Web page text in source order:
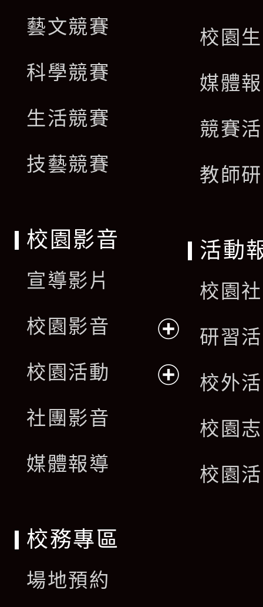
藝文競賽
科學競賽
生活競賽
技藝競賽
校園
媒體
競賽
教師
校園影音
宣導影片
校園影音
開
校園活動
社團影音
媒體報導
活動
校園
研習
校外
校園
校園
校務專區
場地預約